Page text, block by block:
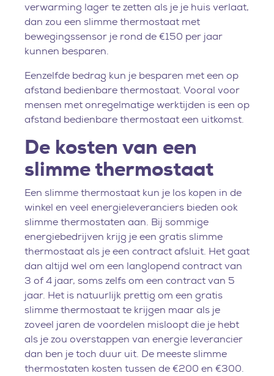
verwarming lager te zetten als je je huis verlaat,
dan zou een slimme thermostaat met
bewegingssensor je rond de €150 per jaar
kunnen besparen.
Eenzelfde bedrag kun je besparen met een op
afstand bedienbare thermostaat. Vooral voor
mensen met onregelmatige werktijden is een op
afstand bedienbare thermostaat een uitkomst.
De kosten van een
slimme thermostaat
Een slimme thermostaat kun je los kopen in de
winkel en veel energieleveranciers bieden ook
slimme thermostaten aan. Bij sommige
energiebedrijven krijg je een gratis slimme
thermostaat als je een contract afsluit. Het gaat
dan altijd wel om een langlopend contract van
3 of 4 jaar, soms zelfs om een contract van 5
jaar. Het is natuurlijk prettig om een gratis
slimme thermostaat te krijgen maar als je
zoveel jaren de voordelen misloopt die je hebt
als je zou overstappen van energie leverancier
dan ben je toch duur uit. De meeste slimme
thermostaten kosten tussen de €200 en €300.